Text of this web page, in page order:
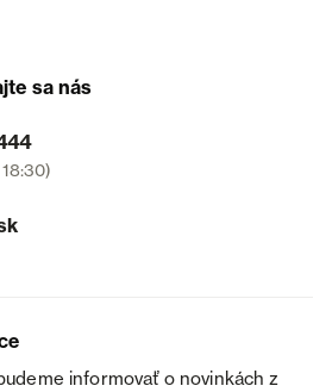
sa nás
informovať o novinkách z